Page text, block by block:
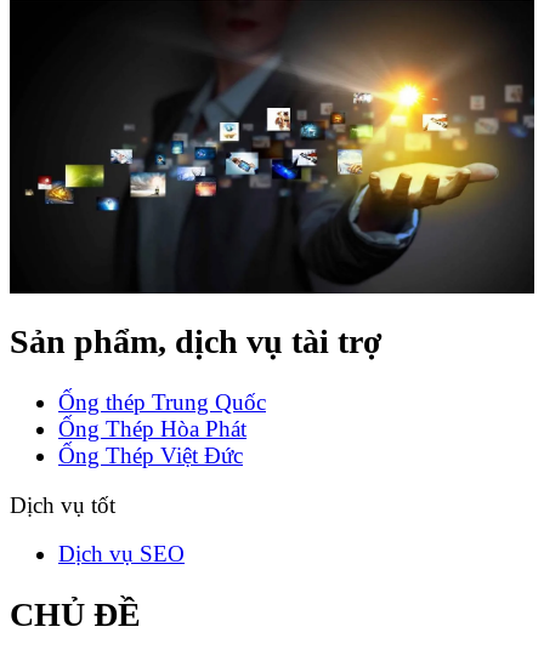
Sản phẩm, dịch vụ tài trợ
Ống thép Trung Quốc
Ống Thép Hòa Phát
Ống Thép Việt Đức
Dịch vụ tốt
Dịch vụ SEO
CHỦ ĐỀ